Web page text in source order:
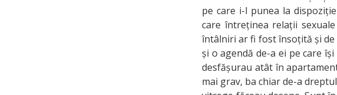
pe care i-l punea la
care întreținea relații
întâlniri ar fi fost însoțită și
și o agendă de-a ei pe care
desfășurau atât în
mai grav, ba chiar de-a